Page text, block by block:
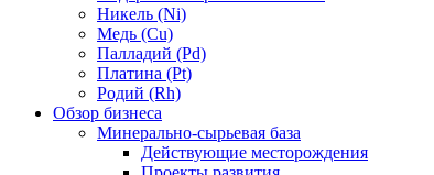
Никель (Ni)
Медь (Cu)
Палладий (Pd)
Платина (Pt)
Родий (Rh)
Обзор бизнеса
Минерально-сырьевая база
Действующие месторождения